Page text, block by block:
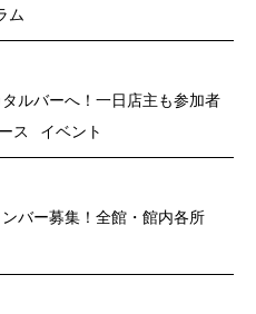
ム
ルバーへ！一日店主も参加者
ス イベント
バー募集！ 全館・館内各所